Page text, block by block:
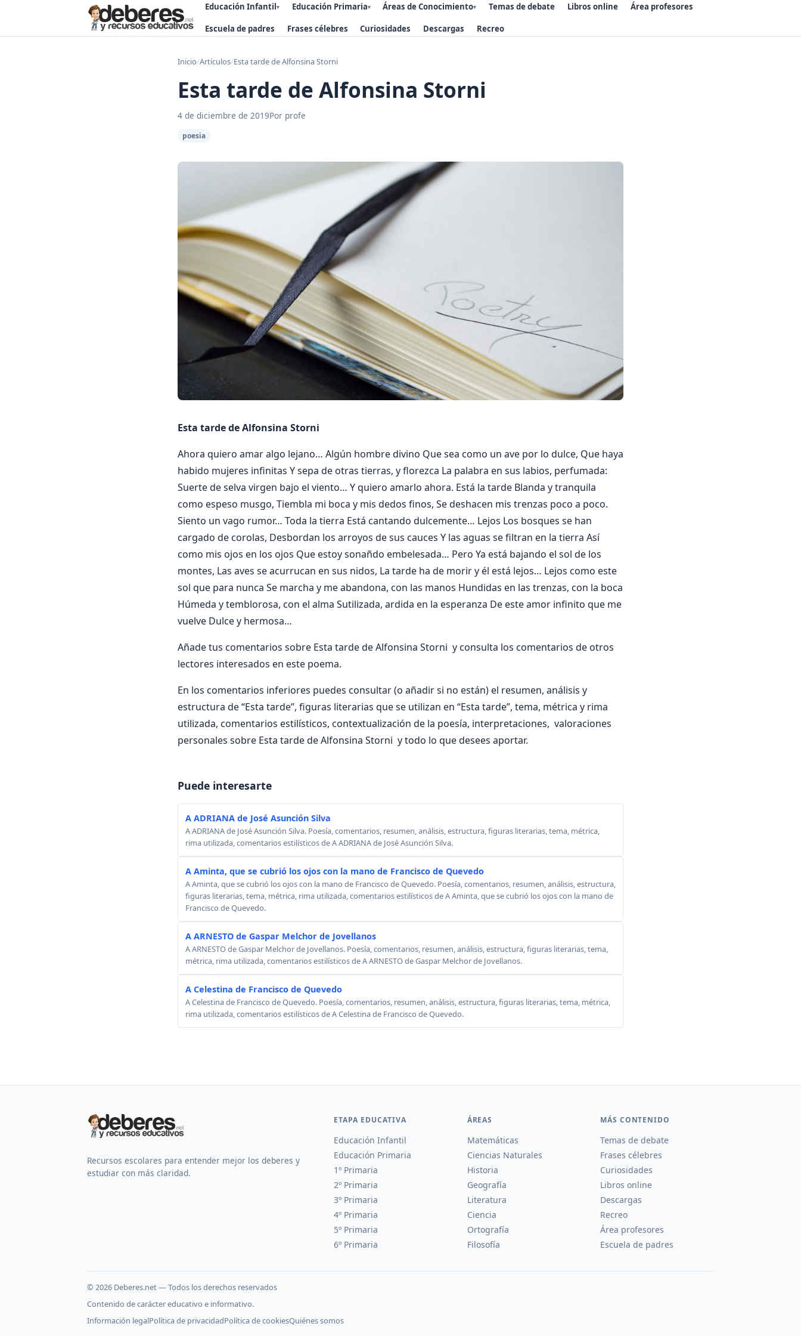
Educación Infantil▾ Educación Primaria▾ Áreas de Conocimiento▾ Temas de debate Libros online Área profesores
Escuela de padres Frases célebres Curiosidades Descargas Recreo
Inicio/Artículos/Esta tarde de Alfonsina Storni
Esta tarde de Alfonsina Storni
4 de diciembre de 2019Por profe
poesia
Esta tarde de Alfonsina Storni
Ahora quiero amar algo lejano… Algún hombre divino Que sea como un ave por lo dulce, Que haya
habido mujeres infinitas Y sepa de otras tierras, y florezca La palabra en sus labios, perfumada:
Suerte de selva virgen bajo el viento… Y quiero amarlo ahora. Está la tarde Blanda y tranquila
como espeso musgo, Tiembla mi boca y mis dedos finos, Se deshacen mis trenzas poco a poco.
Siento un vago rumor… Toda la tierra Está cantando dulcemente… Lejos Los bosques se han
cargado de corolas, Desbordan los arroyos de sus cauces Y las aguas se filtran en la tierra Así
como mis ojos en los ojos Que estoy sonañdo embelesada… Pero Ya está bajando el sol de los
montes, Las aves se acurrucan en sus nidos, La tarde ha de morir y él está lejos… Lejos como este
sol que para nunca Se marcha y me abandona, con las manos Hundidas en las trenzas, con la boca
Húmeda y temblorosa, con el alma Sutilizada, ardida en la esperanza De este amor infinito que me
vuelve Dulce y hermosa…
Añade tus comentarios sobre Esta tarde de Alfonsina Storni y consulta los comentarios de otros
lectores interesados en este poema.
En los comentarios inferiores puedes consultar (o añadir si no están) el resumen, análisis y
estructura de “Esta tarde”, figuras literarias que se utilizan en “Esta tarde”, tema, métrica y rima
utilizada, comentarios estilísticos, contextualización de la poesía, interpretaciones, valoraciones
personales sobre Esta tarde de Alfonsina Storni y todo lo que desees aportar.
Puede interesarte
A ADRIANA de José Asunción Silva
A ADRIANA de José Asunción Silva. Poesía, comentarios, resumen, análisis, estructura, figuras literarias, tema, métrica,
rima utilizada, comentarios estilísticos de A ADRIANA de José Asunción Silva.
A Aminta, que se cubrió los ojos con la mano de Francisco de Quevedo
A Aminta, que se cubrió los ojos con la mano de Francisco de Quevedo. Poesía, comentarios, resumen, análisis, estructura,
figuras literarias, tema, métrica, rima utilizada, comentarios estilísticos de A Aminta, que se cubrió los ojos con la mano de
Francisco de Quevedo.
A ARNESTO de Gaspar Melchor de Jovellanos
A ARNESTO de Gaspar Melchor de Jovellanos. Poesía, comentarios, resumen, análisis, estructura, figuras literarias, tema,
métrica, rima utilizada, comentarios estilísticos de A ARNESTO de Gaspar Melchor de Jovellanos.
A Celestina de Francisco de Quevedo
A Celestina de Francisco de Quevedo. Poesía, comentarios, resumen, análisis, estructura, figuras literarias, tema, métrica,
rima utilizada, comentarios estilísticos de A Celestina de Francisco de Quevedo.
Recursos escolares para entender mejor los deberes y
estudiar con más claridad.
ETAPA EDUCATIVA
Educación Infantil
Educación Primaria
1º Primaria
2º Primaria
3º Primaria
4º Primaria
5º Primaria
6º Primaria
ÁREAS
Matemáticas
Ciencias Naturales
Historia
Geografía
Literatura
Ciencia
Ortografía
Filosofía
MÁS CONTENIDO
Temas de debate
Frases célebres
Curiosidades
Libros online
Descargas
Recreo
Área profesores
Escuela de padres
© 2026 Deberes.net — Todos los derechos reservados
Contenido de carácter educativo e informativo.
Información legalPolítica de privacidadPolítica de cookiesQuiénes somos